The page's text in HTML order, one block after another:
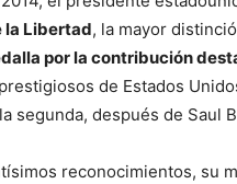
la Libertad, la mayor
por la contribución
de Estados
segunda, después de Saul
reconocimientos, su